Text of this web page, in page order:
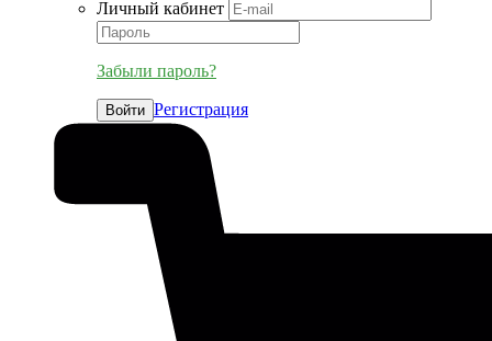
Личный кабинет
Забыли пароль?
Войти Регистрация